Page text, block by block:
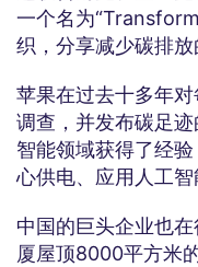
一个名为
织，分享减少碳排放
苹果在过去十多年
调查，并发布碳足
智能领域获得了经
心供电、应用人工智
中国的巨头企业也
厦屋顶8000平方米